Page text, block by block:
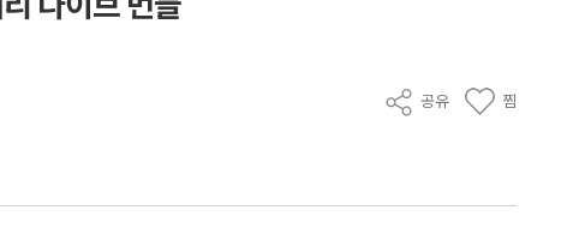
공유 찜